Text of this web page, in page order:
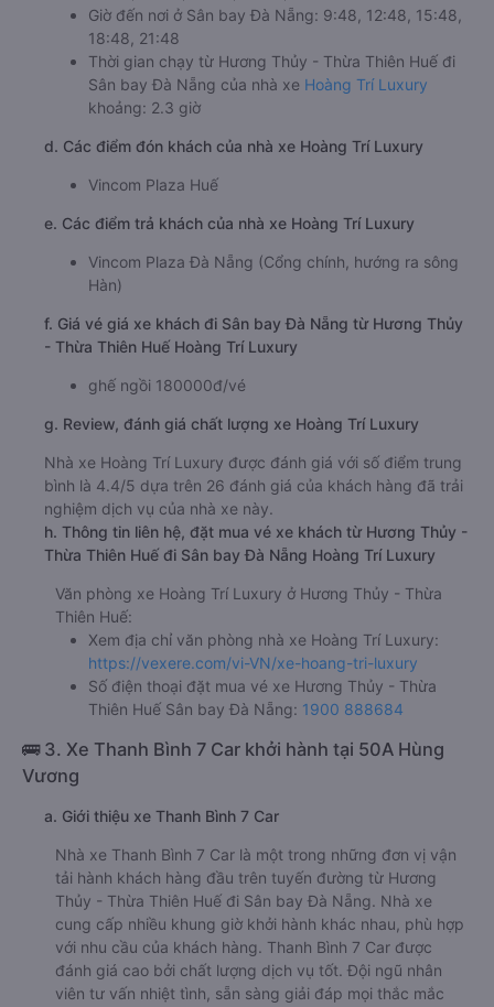
Giờ đến nơi ở Sân bay Đà Nẵng: 9:48, 12:48, 15:48,
18:48, 21:48
Thời gian chạy từ Hương Thủy - Thừa Thiên Huế đi
Sân bay Đà Nẵng của nhà xe Hoàng Trí Luxury
khoảng: 2.3 giờ
d. Các điểm đón khách của nhà xe Hoàng Trí Luxury
Vincom Plaza Huế
e. Các điểm trả khách của nhà xe Hoàng Trí Luxury
Vincom Plaza Đà Nẵng (Cổng chính, hướng ra sông
Hàn)
f. Giá vé giá xe khách đi Sân bay Đà Nẵng từ Hương Thủy
- Thừa Thiên Huế Hoàng Trí Luxury
ghế ngồi 180000đ/vé
g. Review, đánh giá chất lượng xe Hoàng Trí Luxury
Nhà xe Hoàng Trí Luxury được đánh giá với số điểm trung
bình là 4.4/5 dựa trên 26 đánh giá của khách hàng đã trải
nghiệm dịch vụ của nhà xe này.
h. Thông tin liên hệ, đặt mua vé xe khách từ Hương Thủy -
Thừa Thiên Huế đi Sân bay Đà Nẵng Hoàng Trí Luxury
Văn phòng xe Hoàng Trí Luxury ở Hương Thủy - Thừa
Thiên Huế:
Xem địa chỉ văn phòng nhà xe Hoàng Trí Luxury:
https://vexere.com/vi-VN/xe-hoang-tri-luxury
Số điện thoại đặt mua vé xe Hương Thủy - Thừa
Thiên Huế Sân bay Đà Nẵng: 1900 888684
🚌 3. Xe Thanh Bình 7 Car khởi hành tại 50A Hùng
Vương
a. Giới thiệu xe Thanh Bình 7 Car
Nhà xe Thanh Bình 7 Car là một trong những đơn vị vận
tải hành khách hàng đầu trên tuyến đường từ Hương
Thủy - Thừa Thiên Huế đi Sân bay Đà Nẵng. Nhà xe
cung cấp nhiều khung giờ khởi hành khác nhau, phù hợp
với nhu cầu của khách hàng. Thanh Bình 7 Car được
đánh giá cao bởi chất lượng dịch vụ tốt. Đội ngũ nhân
viên tư vấn nhiệt tình, sẵn sàng giải đáp mọi thắc mắc